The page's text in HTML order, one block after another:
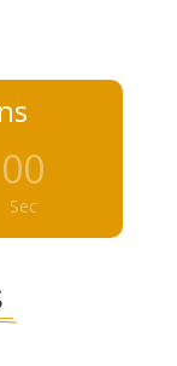
00
Sec